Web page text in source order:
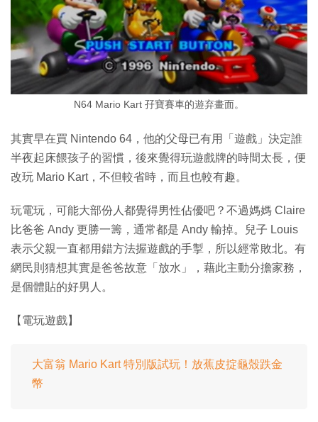
N64 Mario Kart 孖寶賽車的遊弃畫面。
其實早在買 Nintendo 64，他的父母已有用「遊戲」決定誰
半夜起床餵孩子的習慣，後來覺得玩遊戲牌的時間太長，便
改玩 Mario Kart，不但較省時，而且也較有趣。
玩電玩，可能大部份人都覺得男性佔優吧？不過媽媽 Claire
比爸爸 Andy 更勝一籌，通常都是 Andy 輸掉。兒子 Louis
表示父親一直都用錯方法握遊戲的手掣，所以經常敗北。有
網民則猜想其實是爸爸故意「放水」，藉此主動分擔家務，
是個體貼的好男人。
【電玩遊戲】
大富翁 Mario Kart 特別版試玩！放蕉皮掟龜殼跌金
幣